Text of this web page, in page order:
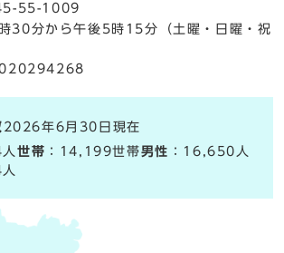
55-1009
30分から午後5時15分（土曜・日曜・祝
2026年6月30日現在
人世帯 ：14,199世帯男性 ：16,650人